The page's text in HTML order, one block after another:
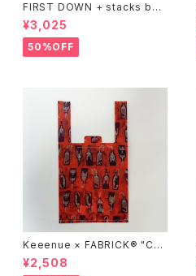
FIRST DOWN + stacks boo
kstore BIG TOTE
¥3,025
50%OFF
Keeenue × FABRICK®︎ "CO
MPACT SHOPPING BAG" st
acks Exclusive model
¥2,508